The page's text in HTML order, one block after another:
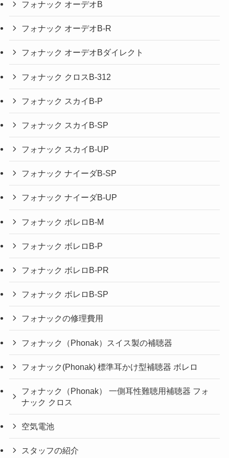
フォナック オーデオB
フォナック オーデオB-R
フォナック オーデオBダイレクト
フォナック クロスB-312
フォナック スカイB-P
フォナック スカイB-SP
フォナック スカイB-UP
フォナック ナイーダB-SP
フォナック ナイーダB-UP
フォナック ボレロB-M
フォナック ボレロB-P
フォナック ボレロB-PR
フォナック ボレロB-SP
フォナックの修理費用
フォナック（Phonak）スイス製の補聴器
フォナック(Phonak) 標準耳かけ型補聴器 ボレロ
フォナック（Phonak） 一側耳性難聴用補聴器 フォ
ナック クロス
空気電池
スタッフの紹介